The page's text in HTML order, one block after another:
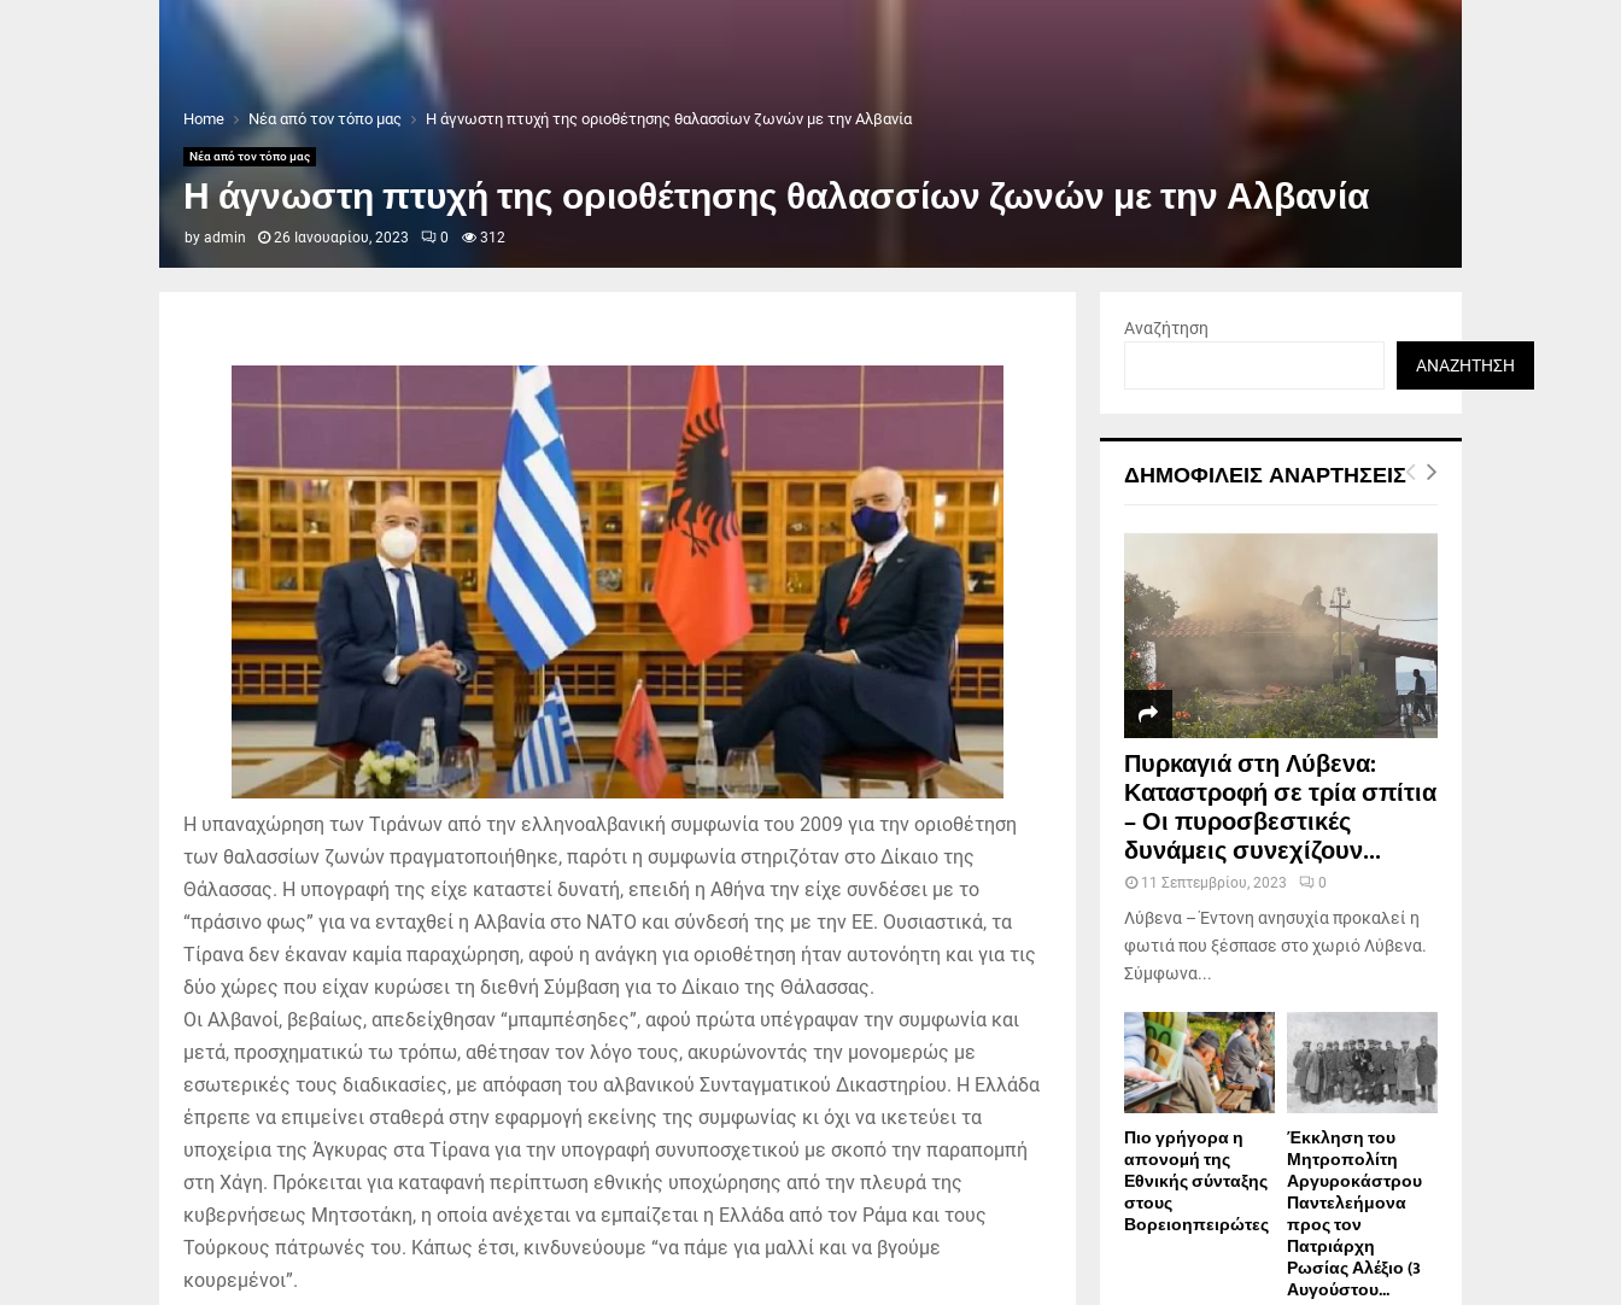
Home Νέα από τον τόπο μας Η άγνωστη πτυχή της οριοθέτησης θαλασσίων ζωνών με την Αλβανία
Νέα από τον τόπο μας
Η άγνωστη πτυχή της οριοθέτησης θαλασσίων ζωνών με την Αλβανία
by admin 26 Ιανουαρίου, 2023 0 312
Η υπαναχώρηση των Τιράνων από την ελληνοαλβανική συμφωνία του 2009 για την οριοθέτηση
των θαλασσίων ζωνών πραγματοποιήθηκε, παρότι η συμφωνία στηριζόταν στο Δίκαιο της
Θάλασσας. Η υπογραφή της είχε καταστεί δυνατή, επειδή η Αθήνα την είχε συνδέσει με το
“πράσινο φως” για να ενταχθεί η Αλβανία στο ΝΑΤΟ και σύνδεσή της με την ΕΕ. Ουσιαστικά, τα
Τίρανα δεν έκαναν καμία παραχώρηση, αφού η ανάγκη για οριοθέτηση ήταν αυτονόητη και για τις
δύο χώρες που είχαν κυρώσει τη διεθνή Σύμβαση για το Δίκαιο της Θάλασσας.
Οι Αλβανοί, βεβαίως, απεδείχθησαν “μπαμπέσηδες”, αφού πρώτα υπέγραψαν την συμφωνία και
μετά, προσχηματικώ τω τρόπω, αθέτησαν τον λόγο τους, ακυρώνοντάς την μονομερώς με
εσωτερικές τους διαδικασίες, με απόφαση του αλβανικού Συνταγματικού Δικαστηρίου. Η Ελλάδα
έπρεπε να επιμείνει σταθερά στην εφαρμογή εκείνης της συμφωνίας κι όχι να ικετεύει τα
υποχείρια της Άγκυρας στα Τίρανα για την υπογραφή συνυποσχετικού με σκοπό την παραπομπή
στη Χάγη. Πρόκειται για καταφανή περίπτωση εθνικής υποχώρησης από την πλευρά της
κυβερνήσεως Μητσοτάκη, η οποία ανέχεται να εμπαίζεται η Ελλάδα από τον Ράμα και τους
Τούρκους πάτρωνές του. Κάπως έτσι, κινδυνεύουμε “να πάμε για μαλλί και να βγούμε
κουρεμένοι”.
Αναζήτηση
ΑΝΑΖΉΤΗΣΗ
ΔΗΜΟΦΙΛΕΊΣ ΑΝΑΡΤΉΣΕΙΣ
Πυρκαγιά στη Λύβενα:
Καταστροφή σε τρία σπίτια
– Οι πυροσβεστικές
δυνάμεις συνεχίζουν...
11 Σεπτεμβρίου, 2023 0
Λύβενα – Έντονη ανησυχία προκαλεί η
φωτιά που ξέσπασε στο χωριό Λύβενα.
Σύμφωνα...
Πιο γρήγορα η
απονοµή της
Εθνικής σύνταξης
στους
Βορειοηπειρώτες
Έκκληση του
Μητροπολίτη
Αργυροκάστρου
Παντελεήμονα
προς τον
Πατριάρχη
Ρωσίας Αλέξιο (3
Αυγούστου...